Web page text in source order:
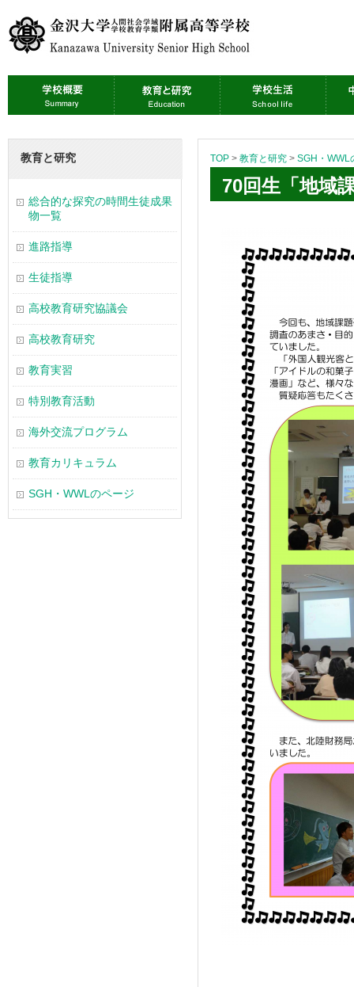
TOP > 教育と研究 > SGH・WWL
70回生「地域
教育と研究
総合的な探究の時間生徒成果
物一覧
進路指導
生徒指導
高校教育研究協議会
高校教育研究
教育実習
特別教育活動
海外交流プログラム
教育カリキュラム
SGH・WWLのページ